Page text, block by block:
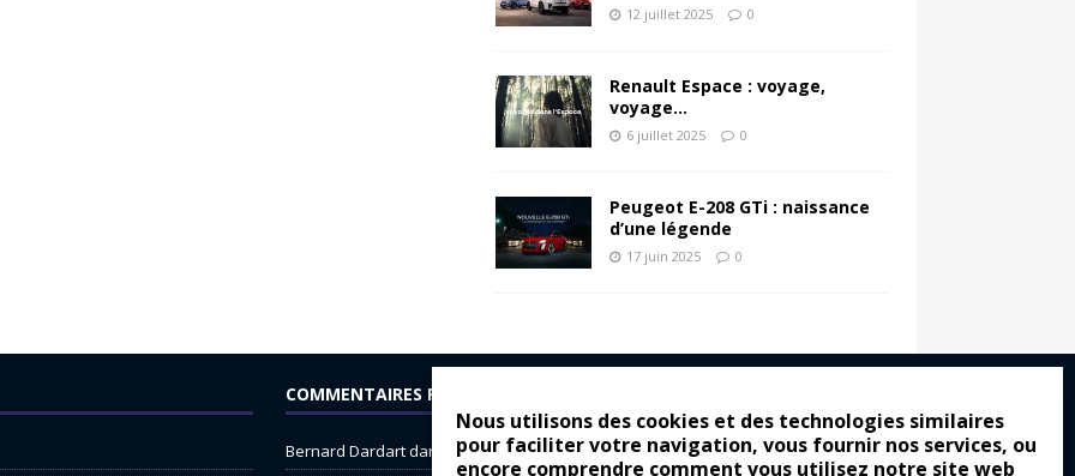
Nous utilisons des cookies et des technologies similaires
pour faciliter votre navigation, vous fournir nos services, ou
encore comprendre comment vous utilisez notre site web
12 juillet 2025 0
Renault Espace : voyage,
voyage…
6 juillet 2025 0
Peugeot E-208 GTi : naissance
d’une légende
17 juin 2025 0
COMMENTAIRES RÉCENTS
Bernard Dardartdans Dacia Sandero : pour les gens vrais